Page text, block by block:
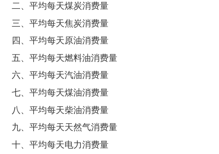
二、平均每天煤炭消费量
三、平均每天焦炭消费量
四、平均每天原油消费量
五、平均每天燃料油消费量
六、平均每天汽油消费量
七、平均每天煤油消费量
八、平均每天柴油消费量
九、平均每天天然气消费量
十、平均每天电力消费量